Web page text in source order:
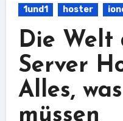
1und1 hoster
Die Welt
Server
Alles,
müssen